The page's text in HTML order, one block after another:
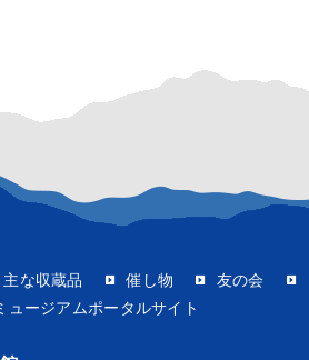
主な収蔵品 催し物 友の会
ュージアムポータルサイト